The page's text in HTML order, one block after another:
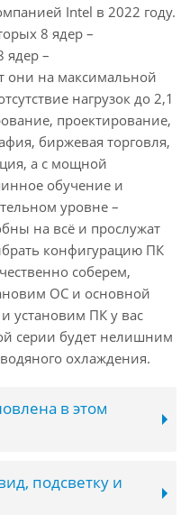
Intel в 2022 году.
8 ядер –
ядер –
они на максимальной
нагрузок до 2,1
проектирование,
биржевая торговля,
а с мощной
обучение и
уровне –
на всё и прослужат
конфигурацию ПК
соберем,
ОС и основной
установим ПК у вас
серии будет нелишним
охлаждения.
в этом
подсветку и